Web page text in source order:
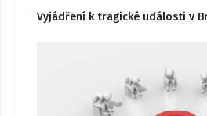
Vyjádření k tragické události v